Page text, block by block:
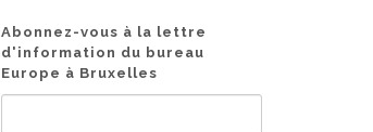
Abonnez-vous à la lettre
d'information du bureau
Europe à Bruxelles